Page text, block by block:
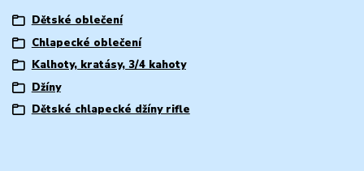
Dětské oblečení
Chlapecké oblečení
Kalhoty, kratásy, 3/4 kahoty
Džíny
Dětské chlapecké džíny rifle